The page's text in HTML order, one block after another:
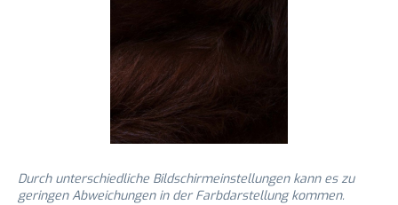
Durch unterschiedliche Bildschirmeinstellungen kann es zu
geringen Abweichungen in der Farbdarstellung kommen.